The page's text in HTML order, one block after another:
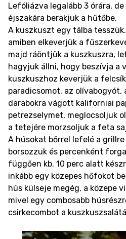
Lefóliázva legalább 3 órára,
éjszakára berakjuk a hűtőbe.
A kuszkuszt egy tálba
amiben elkeverjük a
majd ráöntjük a kuszkuszra,
hagyjuk állni, hogy beszívja a
kuszkuszhoz keverjük a
paradicsomot, az olívabogyót,
darabokra vágott kaliforniai
petrezselymet, meglocsoljuk
a tetejére morzsoljuk a feta
A húsokat bőrrel lefelé a
borsozzuk és percenként
függően kb. 10 perc alatt
inkább egy közepes hőfokot
hús külseje megég, a közepe
mivel egy combosabb
csirkecombot a